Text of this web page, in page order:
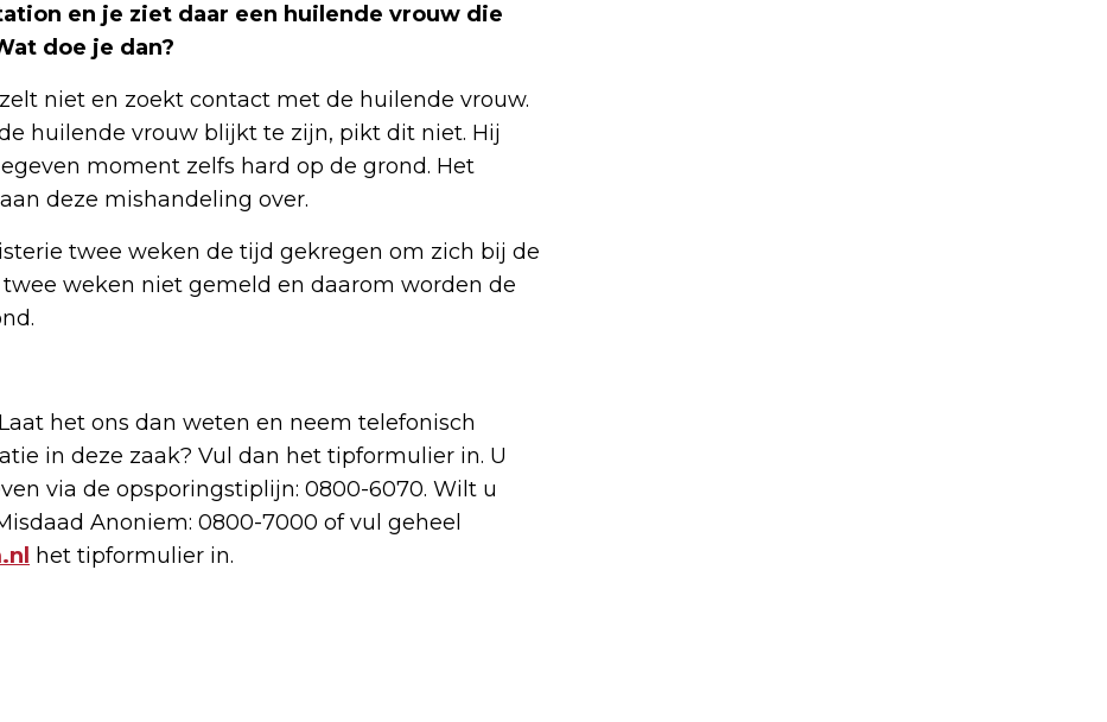
en je ziet daar een huilende vrouw die
doe je dan?
niet en zoekt contact met de huilende vrouw.
huilende vrouw blijkt te zijn, pikt dit niet. Hij
moment zelfs hard op de grond. Het
deze mishandeling over.
twee weken de tijd gekregen om zich bij de
weken niet gemeld en daarom worden de
het ons dan weten en neem telefonisch
in deze zaak? Vul dan het tipformulier in. U
via de opsporingstiplijn: 0800-6070. Wilt u
Anoniem: 0800-7000 of vul geheel
het tipformulier in.